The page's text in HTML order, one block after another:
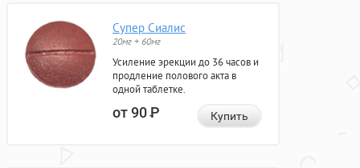
Супер Сиалис
20мг + 60мг
Усиление эрекции до 36 часов и
продление полового акта в
одной таблетке.
от 90Р Купить